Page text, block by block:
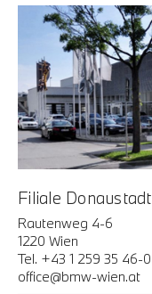
Filiale Donaustadt
Rautenweg 4-6
1220 Wien
Tel. +43 1 259 35 46-0
office@bmw-wien.at